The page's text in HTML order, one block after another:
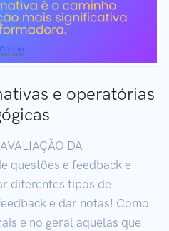
e operatórias
DA
questões e feedback e
diferentes tipos de
e dar notas! Como
e no geral aquelas que